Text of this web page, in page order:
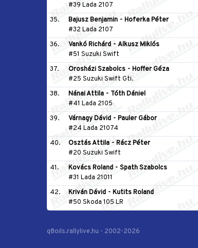
#39 Lada 2107
35.
Bajusz Benjamin - Hoferka Péter
#32 Lada 2107
36.
Vankó Richárd - Alkusz Miklós
#51 Suzuki Swift
37.
Orosházi Szabolcs - Hoffer Géza
#25 Suzuki Swift Gti.
38.
Nánai Attila - Tóth Dániel
#41 Lada 2105
39.
Várnagy Dávid - Pauler Gábor
#24 Lada 21074
40.
Osztás Attila - Rácz Péter
#20 Suzuki Swift
41.
Kovács Roland - Spath Szabolcs
#31 Lada 21011
42.
Kriván Dávid - Kutits Roland
#50 Skoda 105 LR
q8oils.rallylive.hu - 2002-2026